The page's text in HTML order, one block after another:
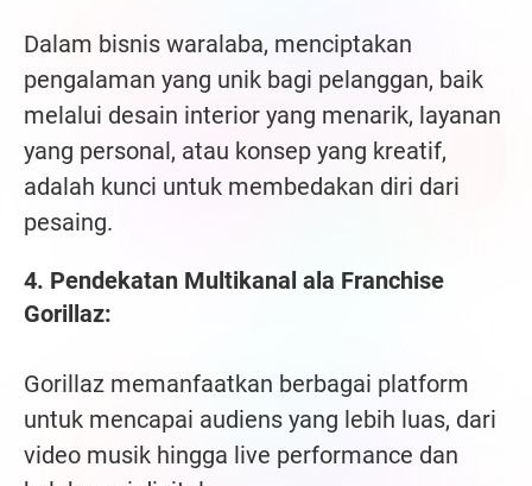
Dalam bisnis waralaba, menciptakan
pengalaman yang unik bagi pelanggan, baik
melalui desain interior yang menarik, layanan
yang personal, atau konsep yang kreatif,
adalah kunci untuk membedakan diri dari
pesaing.
4. Pendekatan Multikanal ala Franchise
Gorillaz:
Gorillaz memanfaatkan berbagai platform
untuk mencapai audiens yang lebih luas, dari
video musik hingga live performance dan